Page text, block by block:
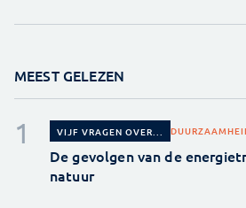
MEEST GELEZEN
VIJF VRAGEN OVER...
De gevolgen van de
natuur